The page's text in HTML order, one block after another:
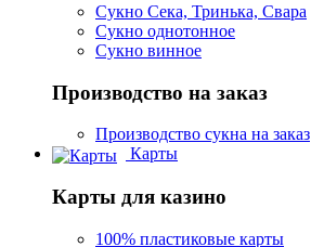
Сукно Сека, Тринька, Свара
Сукно однотонное
Сукно винное
Производство на заказ
Производство сукна на заказ
Карты
Карты для казино
100% пластиковые карты